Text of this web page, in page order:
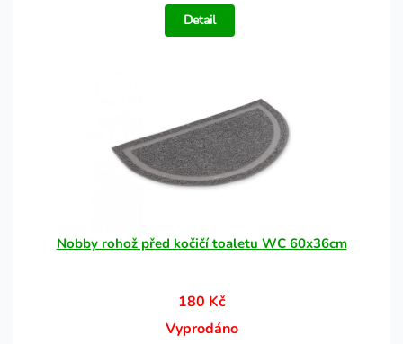
Detail
Nobby rohož před kočičí toaletu WC 60x36cm
180 Kč
Vyprodáno